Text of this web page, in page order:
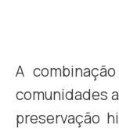
A
comunidades
preservação